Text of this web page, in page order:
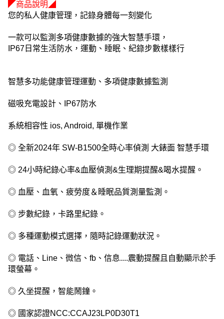
◤商品說明◢
您的私人健康管理，記錄身體每一刻變化
一款可以監測多項健康數據的強大智慧手環，
IP67日常生活防水，運動、睡眠、紀錄步數樣樣行
智慧多功能健康管理運動、多項健康數據監測
磁吸充電設計、IP67防水
系統相容性 ios, Android, 單機作業
◎ 全新2024年 SW-B1500全時心率偵測 大錶面 智慧手環
◎ 24小時紀錄心率&血壓偵測&生理期提醒&喝水提醒。
◎ 血壓、血氧、疲勞度＆睡眠品質測量監測。
◎ 步數紀錄，卡路里紀錄。
◎ 多種運動模式選擇，隨時記錄運動狀況。
◎ 電話、Line、微信、fb、信息....震動提醒且自動顯示於手
環螢幕。
◎ 久坐提醒，智能鬧鐘。
◎ 國家認證NCC:CCAJ23LP0D30T1